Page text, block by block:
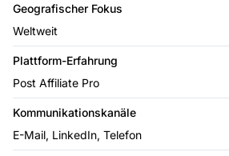
Geografischer Fokus
Weltweit
Plattform-Erfahrung
Post Affiliate Pro
Kommunikationskanäle
E-Mail, LinkedIn, Telefon